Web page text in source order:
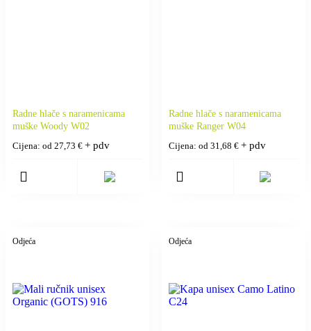
Radne hlače s naramenicama
muške Woody W02
Cijena: od 27,73 € + pdv
Radne hlače s naramenicama
muške Ranger W04
Cijena: od 31,68 € + pdv
Odjeća Odjeća